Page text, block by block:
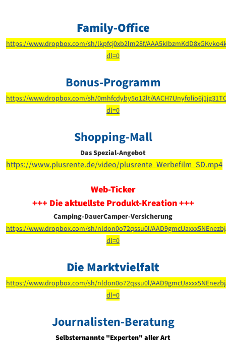
Family-Office
https://www.dropbox.com/sh/lkpfcj0xb2lm28f/
dl=0
Bonus-Programm
https://www.dropbox.com/sh/0mhfcdyby5o12lt/
dl=0
Shopping-Mall
Das Spezial-Angebot
https://www.plusrente.de/video/plusrente_Werbefilm_SD.mp4
Web-Ticker
+++ Die aktuellste Produkt-Kreation +++
Camping-DauerCamper-Versicherung
https://www.dropbox.com/sh/nldon0o72qssu0l/
dl=0
Die Marktvielfalt
https://www.dropbox.com/sh/nldon0o72qssu0l/
dl=0
Journalisten-Beratung
Selbsternannte "Experten" aller Art